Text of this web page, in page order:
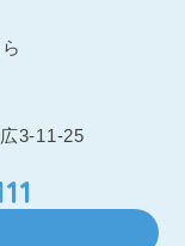
3-11-25